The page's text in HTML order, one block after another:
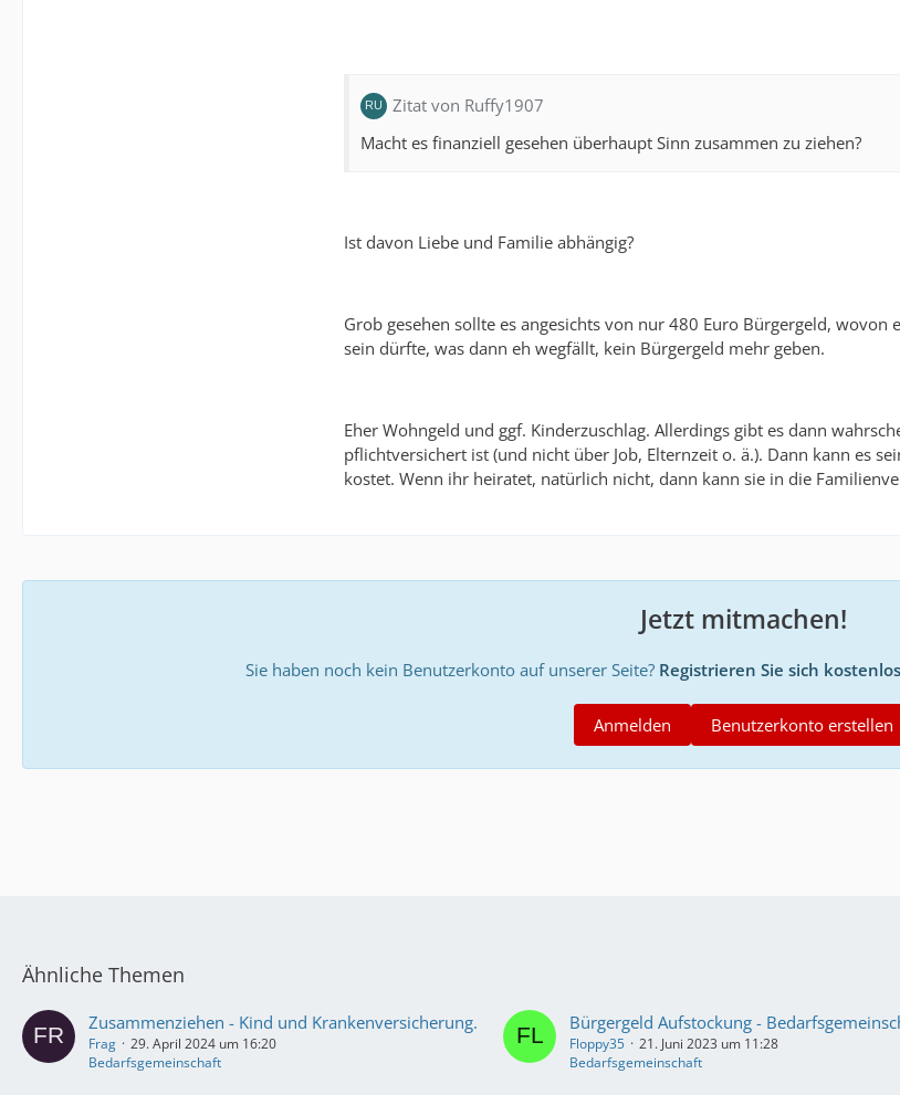
Zitat von Ruffy1907
Macht es finanziell gesehen überhaupt Sinn zusammen zu ziehen?
Ist davon Liebe und Familie abhängig?
Grob gesehen sollte es angesichts von nur 480 Euro Bürgergeld,
sein dürfte, was dann eh wegfällt, kein Bürgergeld mehr geben.
Eher Wohngeld und ggf. Kinderzuschlag. Allerdings gibt es dann
pflichtversichert ist (und nicht über Job, Elternzeit o. ä.). Dann kann es
kostet. Wenn ihr heiratet, natürlich nicht, dann kann sie in die
Jetzt mitmachen!
Sie haben noch kein Benutzerkonto auf unserer Seite? Registrieren Sie sich kostenlos
Benutzerkonto erstellen
Anmelden
Ähnliche Themen
Zusammenziehen - Kind und Krankenversicherung.
Frag
29. April 2024 um 16:20
Bedarfsgemeinschaft
Floppy35
21. Juni 2023 um 11:28
Bedarfsgemeinschaft